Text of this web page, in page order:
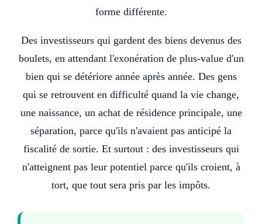
forme différente.
Des investisseurs qui gardent des biens devenus des
boulets, en attendant l'exonération de plus-value d'un
bien qui se détériore année après année. Des gens
qui se retrouvent en difficulté quand la vie change,
une naissance, un achat de résidence principale, une
séparation, parce qu'ils n'avaient pas anticipé la
fiscalité de sortie. Et surtout : des investisseurs qui
n'atteignent pas leur potentiel parce qu'ils croient, à
tort, que tout sera pris par les impôts.